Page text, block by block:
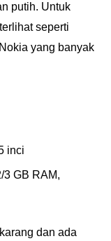
putih. Untuk
seperti
yang banyak
inci
3 GB RAM,
dan ada